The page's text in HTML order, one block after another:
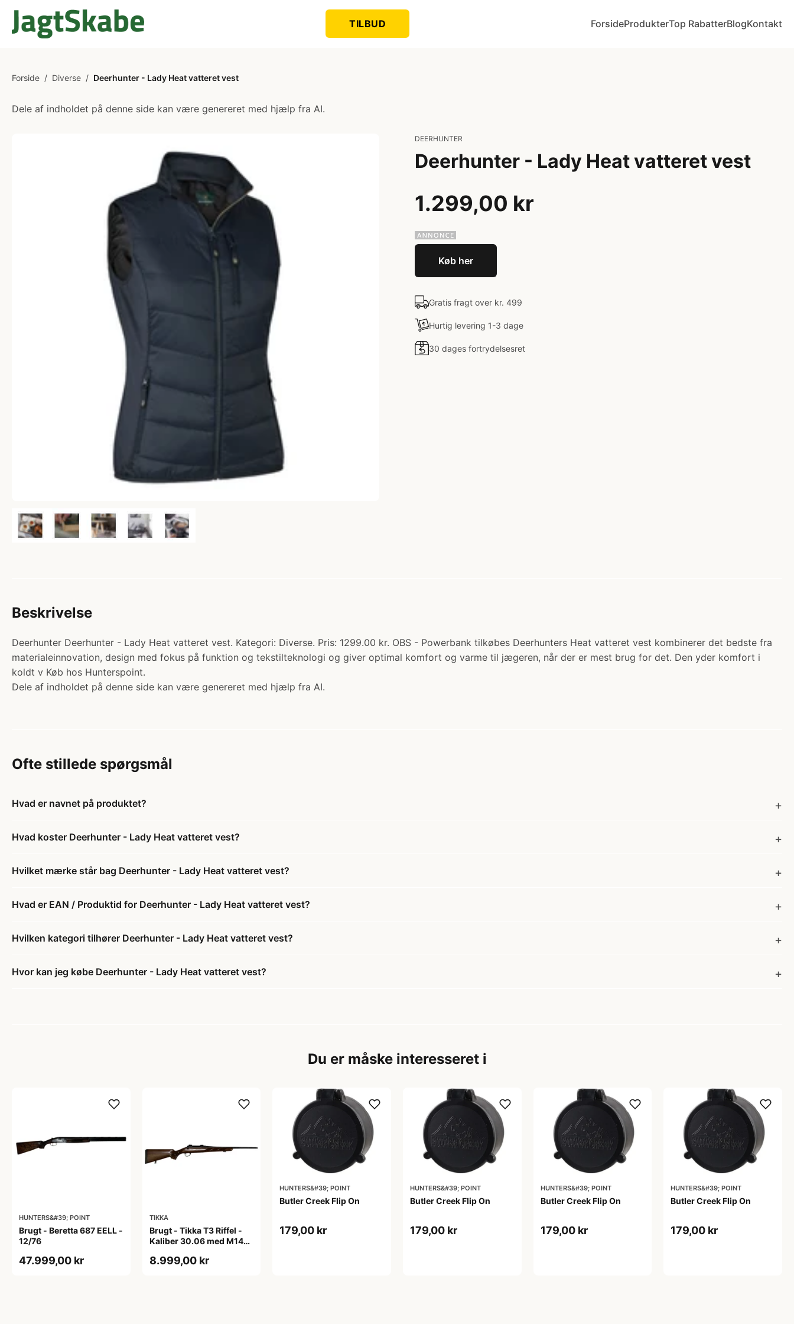
TILBUD ForsideProdukterTop RabatterBlogKontakt
Forside / Diverse / Deerhunter - Lady Heat vatteret vest
Dele af indholdet på denne side kan være genereret med hjælp fra AI.
DEERHUNTER
Deerhunter - Lady Heat vatteret vest
1.299,00 kr
Køb her
Gratis fragt over kr. 499
Hurtig levering 1-3 dage
30 dages fortrydelsesret
Beskrivelse
Deerhunter Deerhunter - Lady Heat vatteret vest. Kategori: Diverse. Pris: 1299.00 kr. OBS - Powerbank tilkøbes Deerhunters Heat vatteret vest kombinerer det bedste fra
materialeinnovation, design med fokus på funktion og tekstilteknologi og giver optimal komfort og varme til jægeren, når der er mest brug for det. Den yder komfort i
koldt v Køb hos Hunterspoint.
Dele af indholdet på denne side kan være genereret med hjælp fra AI.
Ofte stillede spørgsmål
Hvad er navnet på produktet?
Hvad koster Deerhunter - Lady Heat vatteret vest?
Hvilket mærke står bag Deerhunter - Lady Heat vatteret vest?
Hvad er EAN / Produktid for Deerhunter - Lady Heat vatteret vest?
Hvilken kategori tilhører Deerhunter - Lady Heat vatteret vest?
Hvor kan jeg købe Deerhunter - Lady Heat vatteret vest?
Du er måske interesseret i
HUNTERS&#39; POINT
Brugt - Beretta 687 EELL -
12/76
47.999,00 kr
TIKKA
Brugt - Tikka T3 Riffel -
Kaliber 30.06 med M14x1
8.999,00 kr
HUNTERS&#39; POINT
Butler Creek Flip On
179,00 kr
HUNTERS&#39; POINT
Butler Creek Flip On
179,00 kr
HUNTERS&#39; POINT
Butler Creek Flip On
179,00 kr
HUNTERS&#39; POINT
Butler Creek Flip On
179,00 kr